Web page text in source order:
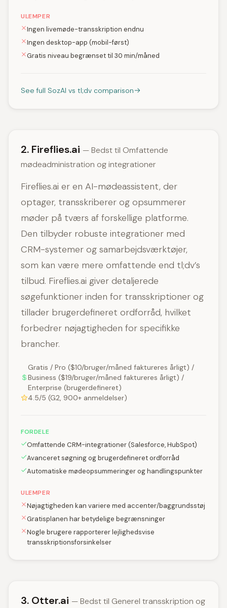
ULEMPER
Ingen livemøde-transskription endnu
Ingen desktop-app (mobil-først)
Gratis niveau begrænset til 30 min/måned
See full SozAI vs tl;dv comparison
2. Fireflies.ai — Bedst til Omfattende
mødeadministration og integrationer
Fireflies.ai er en AI-mødeassistent, der
optager, transskriberer og opsummerer
møder på tværs af forskellige platforme.
Den tilbyder robuste integrationer med
CRM-systemer og samarbejdsværktøjer,
som kan være mere omfattende end tl;dv’s
tilbud. Fireflies.ai giver detaljerede
søgefunktioner inden for transskriptioner og
tillader brugerdefineret ordforråd, hvilket
forbedrer nøjagtigheden for specifikke
brancher.
Gratis / Pro ($10/bruger/måned faktureres årligt) /
Business ($19/bruger/måned faktureres årligt) /
Enterprise (brugerdefineret)
4.5/5 (G2, 900+ anmeldelser)
FORDELE
Omfattende CRM-integrationer (Salesforce, HubSpot)
Avanceret søgning og brugerdefineret ordforråd
Automatiske mødeopsummeringer og handlingspunkter
ULEMPER
Nøjagtigheden kan variere med accenter/baggrundsstøj
Gratisplanen har betydelige begrænsninger
Nogle brugere rapporterer lejlighedsvise
transskriptionsforsinkelser
3. Otter.ai — Bedst til Generel transskription og